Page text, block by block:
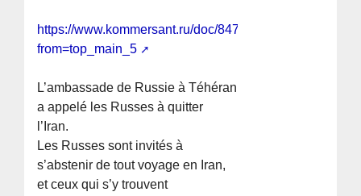
https://www.kommersant.ru/doc/8477105?
from=top_main_5
L’ambassade de Russie à Téhéran
a appelé les Russes à quitter
l’Iran.
Les Russes sont invités à
s’abstenir de tout voyage en Iran,
et ceux qui s’y trouvent